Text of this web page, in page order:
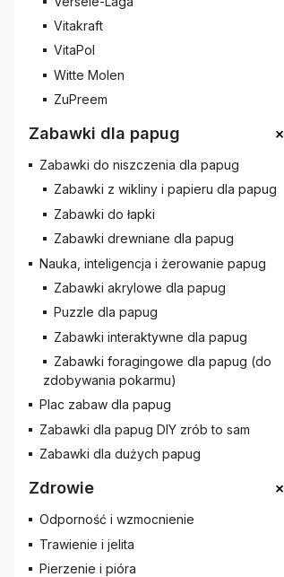
Vitakraft
VitaPol
Witte Molen
ZuPreem
Zabawki dla papug +
Zabawki do niszczenia dla papug
Zabawki z wikliny i papieru dla papug
Zabawki do łapki
Zabawki drewniane dla papug
Nauka, inteligencja i żerowanie papug
Zabawki akrylowe dla papug
Puzzle dla papug
Zabawki interaktywne dla papug
Zabawki foragingowe dla papug (do
zdobywania pokarmu)
Plac zabaw dla papug
Zabawki dla papug DIY zrób to sam
Zabawki dla dużych papug
Zdrowie +
Odporność i wzmocnienie
Trawienie i jelita
Pierzenie i pióra